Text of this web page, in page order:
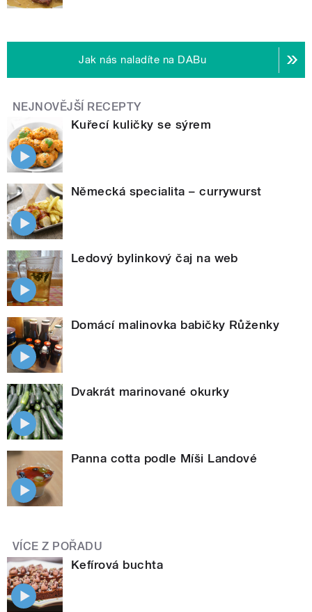
Jak nás naladíte na DABu
NEJNOVĚJŠÍ RECEPTY
Kuřecí kuličky se sýrem
Německá specialita – currywurst
Ledový bylinkový čaj na web
Domácí malinovka babičky Růženky
Dvakrát marinované okurky
Panna cotta podle Míši Landové
VÍCE Z POŘADU
Kefírová buchta